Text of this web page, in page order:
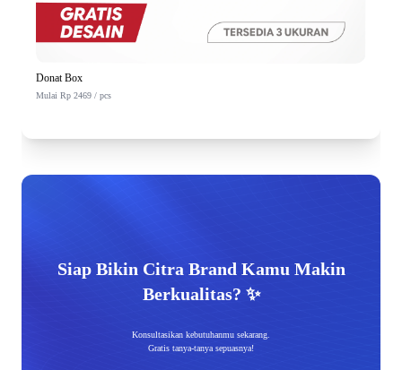
Donat Box
Mulai Rp 2469 / pcs
Siap Bikin Citra Brand Kamu Makin
Berkualitas? ✨
Konsultasikan kebutuhanmu sekarang.
Gratis tanya-tanya sepuasnya!